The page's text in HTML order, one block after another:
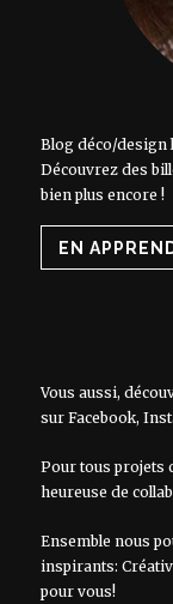
Blog déco/design
Découvrez des
bien plus encore !
EN
Vous aussi,
sur Facebook,
Pour tous projets
heureuse de
Ensemble nous
inspirants:
pour vous!